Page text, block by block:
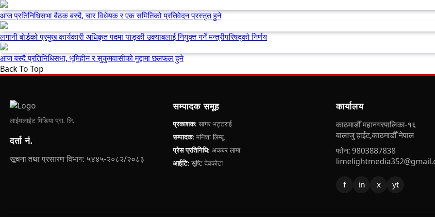
आज प्रतिनिधिसभा बैठक बस्दै, चार विधेयक र एक समितिको प्रतिवेदन प्रस्तुत हुने
लगानी बोर्डको प्रमुख कार्यकारी अधिकृत पदमा याङ्की उक्याबलाई नियुक्त गर्ने मन्त्रीपरिषद्को निर्णय
आज बस्दै प्रतिनिधिसभा, भूमिहीन र सुकुमवासीको मुद्दामा छलफल हुने
Back To Top
लाईमलाईट मिडिया प्रा. लि.
दर्ता नं.
सूचना तथा प्रसारण विभाग: ५४४५-२०८२/२०८३
सम्पादक समूह
प्रकाशक: सागर भट्टराई
सम्पादक: मनिशा लिम्बू
प्रेस प्रतिनिधि: अकबर लामा
आईटि: सृष्टि देवकोटा
कार्यालय
काठमाडौँ महानगरपालिका-१६
बालाजु हाईट,काठमाडौँ नेपाल
फोन: 9803887838
f in x yt